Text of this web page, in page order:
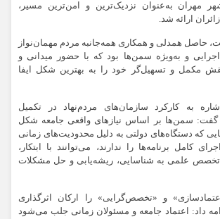
مهران به‌عنوان نزدیک‌ترین و امن‌ترین مسیر،
ارائه شد.
حاصل همدلی و همکاری همه‌جانبه مردم مهمان‌نواز
اجرایی و به‌ویژه سمن‌ها بود که با حضور میدانی و
نقش مکمل و تسهیل‌گر خود را به بهترین شکل ایفا
اشاره به کارکرد سازمان‌های مردم‌نهاد در تکمیل
گفت: سمن‌ها بر اساس نیازهای واقعی جامعه شکل
که دستگاه‌های دولتی به دلیل محدودیت‌های زمانی
کامل برنامه‌ها را ندارند، می‌توانند با ابتکار،
تخصص علمی به شناسایی، ریشه‌یابی و حل مشکلات
و «تخصص‌گرایی» را ارکان اثرگذاری
داد: اعتماد جامعه و مسئولان زمانی جلب می‌شود